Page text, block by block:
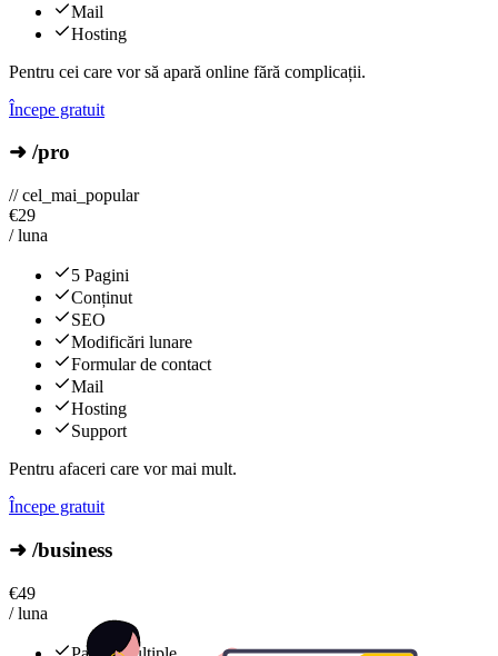
Mail
Hosting
Pentru cei care vor să apară online fără complicații.
Începe gratuit
➜ /pro
// cel_mai_popular
€29
/ luna
5 Pagini
Conținut
SEO
Modificări lunare
Formular de contact
Mail
Hosting
Support
Pentru afaceri care vor mai mult.
Începe gratuit
➜ /business
€49
/ luna